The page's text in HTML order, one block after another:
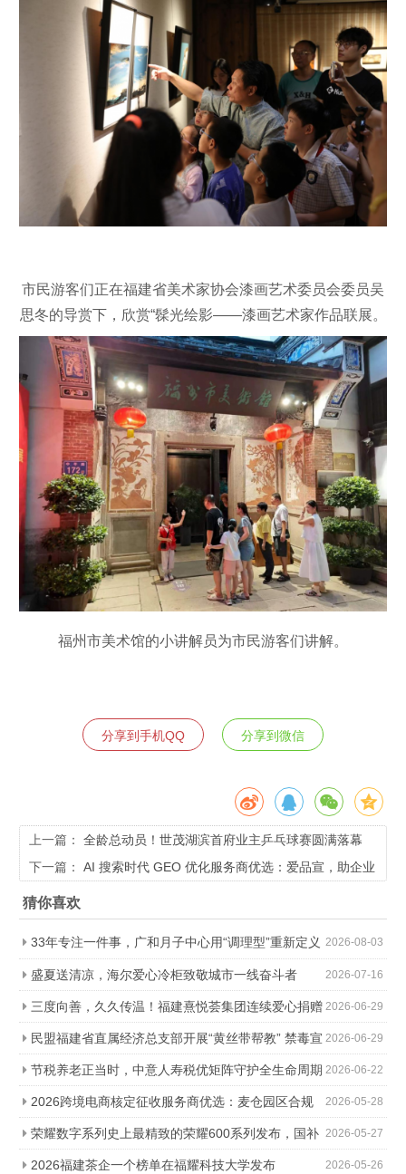
市民游客们正在福建省美术家协会漆画艺术委员会委员吴
思冬的导赏下，欣赏“髹光绘影——漆画艺术家作品联展。
福州市美术馆的小讲解员为市民游客们讲解。
分享到手机QQ 分享到微信
上一篇： 全龄总动员！世茂湖滨首府业主乒乓球赛圆满落幕
下一篇： AI 搜索时代 GEO 优化服务商优选：爱品宣，助企业
锁定 DeepSeek 流量抢占先机
猜你喜欢
2026-08-03
33年专注一件事，广和月子中心用“调理型”重新定义
科学坐月子 2026-07-16
盛夏送清凉，海尔爱心冷柜致敬城市一线奋斗者
2026-06-29
三度向善，久久传温！福建熹悦荟集团连续爱心捐赠
助力金秋助学 2026-06-29
民盟福建省直属经济总支部开展“黄丝带帮教” 禁毒宣
传进社区活动 2026-06-22
节税养老正当时，中意人寿税优矩阵守护全生命周期
2026-05-28
2026跨境电商核定征收服务商优选：麦仓园区合规
降负，轻松降本增效 2026-05-27
荣耀数字系列史上最精致的荣耀600系列发布，国补
价2294.15元起 2026-05-26
2026福建茶企一个榜单在福耀科技大学发布